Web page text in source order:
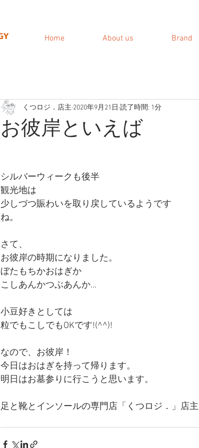
Home About us Brand
お彼岸といえば
くつロジ．店主 2020年9月21日 読了時間: 1分
シルバーウィークも後半
観光地は
少しづつ賑わいを取り戻しているようです
ね。
さて、
お彼岸の時期になりました。
ぼたもちかおはぎか
こしあんかつぶあんか…
小豆好きとしては
粒でもこしでもOKです!(^^)!
なので、お彼岸！
今日はおはぎを持って帰ります。
明日はお墓参りに行こうと思います。
足と靴とインソールの専門店「くつロジ．」店主